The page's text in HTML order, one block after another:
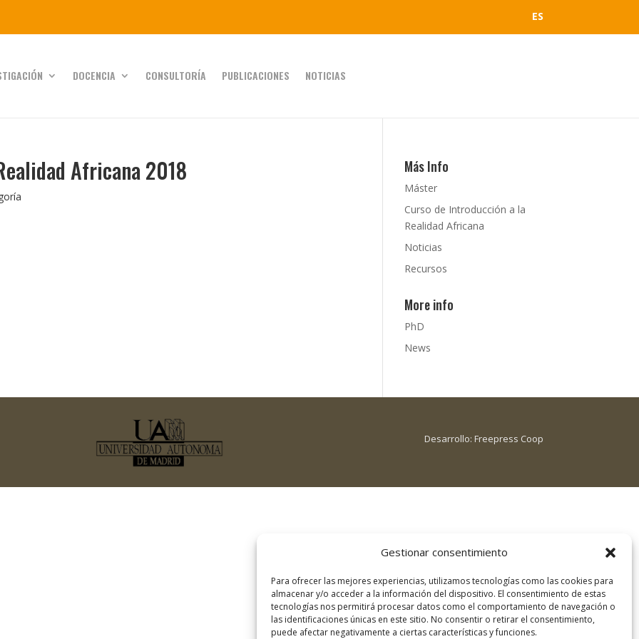
Gestionar consentimiento
Para ofrecer las mejores experiencias, utilizamos tecnologías como las cookies para
almacenar y/o acceder a la información del dispositivo. El consentimiento de estas
tecnologías nos permitirá procesar datos como el comportamiento de navegación o
las identificaciones únicas en este sitio. No consentir o retirar el consentimiento,
puede afectar negativamente a ciertas características y funciones.
ES
DOCENCIA CONSULTORÍA PUBLICACIONES NOTICIAS
Africana 2018 Más Info
Máster
Curso de Introducción a la
Realidad Africana
Noticias
Recursos
More info
PhD
News
Desarrollo: Freepress Coop